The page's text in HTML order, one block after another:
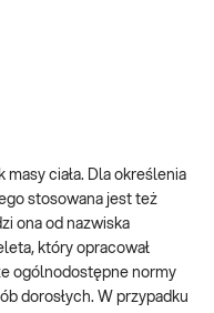
masy ciała. Dla określenia
stosowana jest też
ona od nazwiska
który opracował
ogólnodostępne normy
dorosłych. W przypadku